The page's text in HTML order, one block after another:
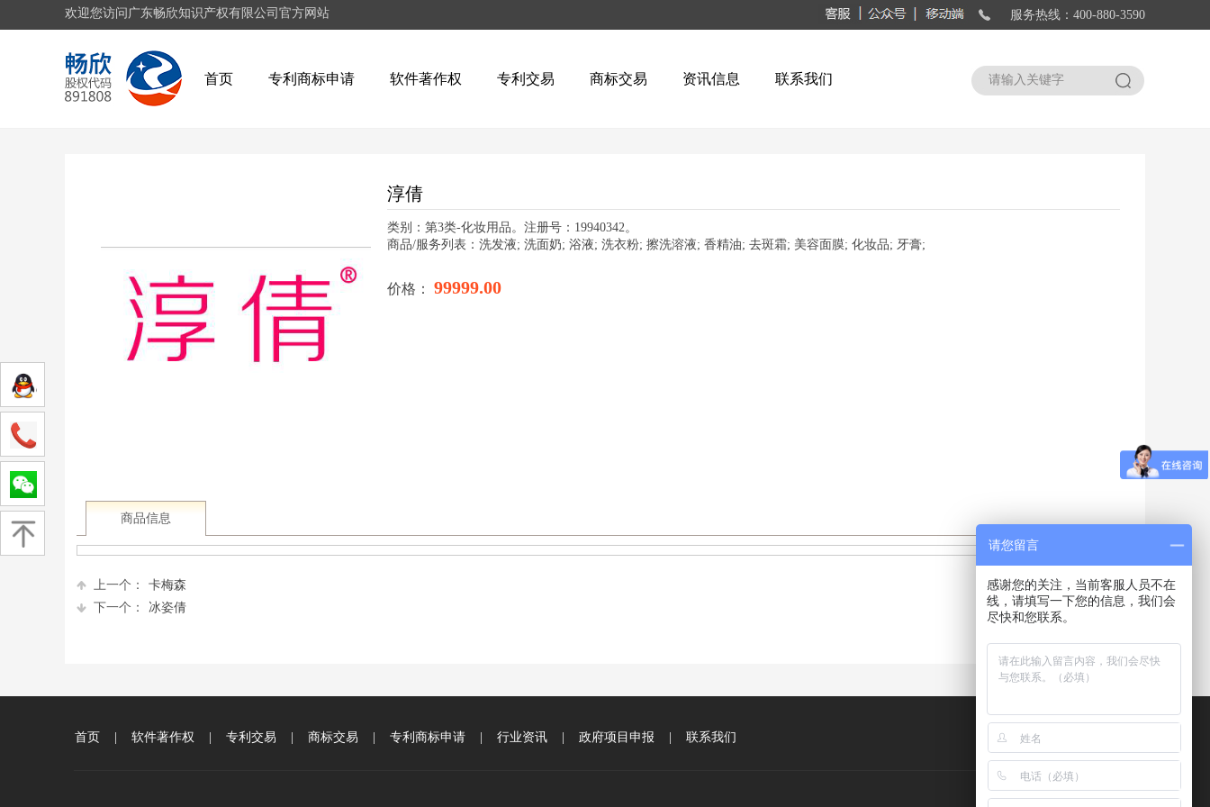
服务热线：400-880-3590
欢迎您访问广东畅欣知识产权有限公司官方网站
搜索
首页 专利商标申请 软件著作权 专利交易 商标交易 资讯信息 联系我们
淳倩
类别：第3类-化妆用品。注册号：19940342。
商品/服务列表：洗发液; 洗面奶; 浴液; 洗衣粉; 擦洗溶液; 香精油; 去斑霜; 美容面膜; 化妆品; 牙膏;
价格： 99999.00
商品信息
上一个：
卡梅森
下一个：
冰姿倩
首页 软件著作权 专利交易 商标交易 专利商标申请 行业资讯 政府项目申报 联系我们
请您留言
感谢您的关注，当前客服人员不在
线，请填写一下您的信息，我们会
尽快和您联系。